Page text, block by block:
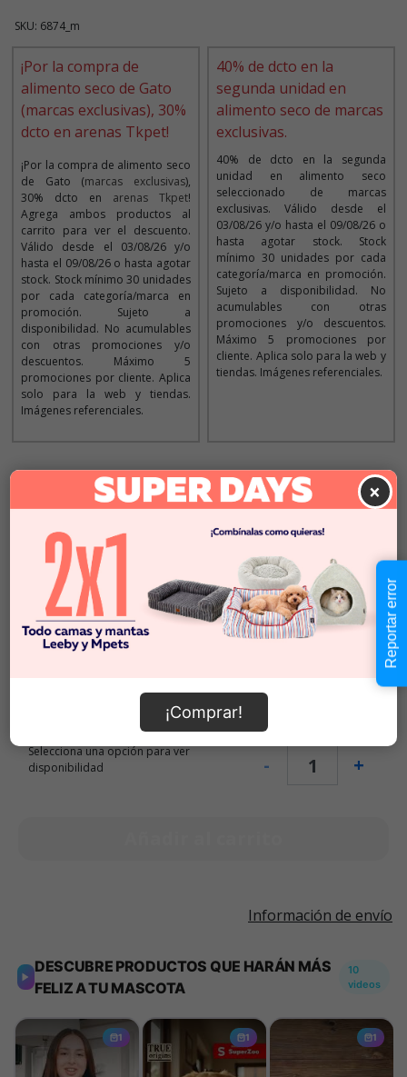
SKU: 6874_m
¡Por la compra de
alimento seco de Gato
(marcas exclusivas), 30%
dcto en arenas Tkpet!
¡Por la compra de alimento seco
de Gato (marcas exclusivas),
30% dcto en arenas Tkpet!
Agrega ambos productos al
carrito para ver el descuento.
Válido desde el 03/08/26 y/o
hasta el 09/08/26 o hasta agotar
stock. Stock mínimo 30 unidades
por cada categoría/marca en
promoción. Sujeto a
disponibilidad. No acumulables
con otras promociones y/o
descuentos. Máximo 5
promociones por cliente. Aplica
solo para la web y tiendas.
Imágenes referenciales.
40% de dcto en la
segunda unidad en
alimento seco de marcas
exclusivas.
40% de dcto en la segunda
unidad en alimento seco
seleccionado de marcas
exclusivas. Válido desde el
03/08/26 y/o hasta el 09/08/26 o
hasta agotar stock. Stock
mínimo 30 unidades por cada
categoría/marca en promoción.
Sujeto a disponibilidad. No
acumulables con otras
promociones y/o descuentos.
Máximo 5 promociones por
cliente. Aplica solo para la web y
tiendas. Imágenes referenciales.
Descripción
Seleccionar Peso
2 KG
$10.995x KG
$21.990
4 KG
- +
$36.990
Selecciona una opción para ver
disponibilidad
Información de envío
×
¡Comprar!
Reportar error